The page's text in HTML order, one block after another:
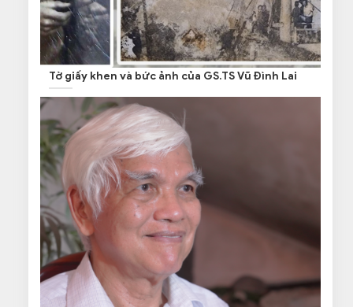
Tờ giấy khen và bức ảnh của GS.TS Vũ Đình Lai